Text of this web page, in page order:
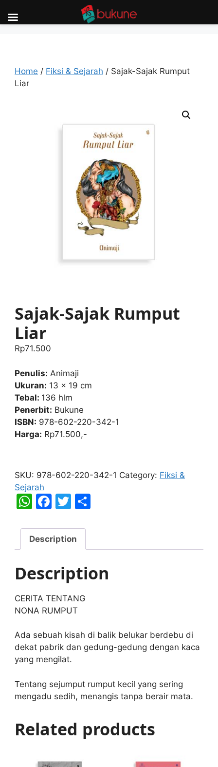
Home / Fiksi & Sejarah / Sajak-Sajak Rumput
Liar
Sajak-Sajak Rumput
Liar
Rp71.500
Penulis: Animaji
Ukuran: 13 x 19 cm
Tebal: 136 hlm
Penerbit: Bukune
ISBN: 978-602-220-342-1
Harga: Rp71.500,-
Sajak
Rumput
Liar
quantity
SKU: 978-602-220-342-1 Category: Fiksi &
Sejarah
W
at
s
p
p
F
c
e
o
o
k
T
itt
er e
Description
Description
CERITA TENTANG
NONA RUMPUT
Ada sebuah kisah di balik belukar berdebu di
dekat pabrik dan gedung-gedung dengan kaca
yang mengilat.
Tentang sejumput rumput kecil yang sering
mengadu sedih, menangis tanpa berair mata.
Related products